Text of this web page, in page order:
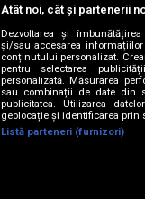
Doctor
Acasă
Acasă
Atât noi, cât și partenerii
Dezvoltarea și
și/sau accesarea
conținutului personalizat.
pentru selectarea
personalizată. Măsurarea
sau combinații de date din
publicitatea. Utilizarea
geolocație și identificarea prin
Listă parteneri (furnizori)